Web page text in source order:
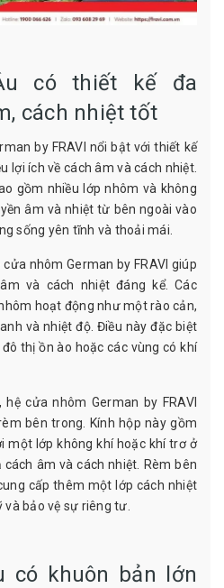
có thiết kế đa
cách nhiệt tốt
by FRAVI nổi bật với thiết kế
lợi ích về cách âm và cách nhiệt.
gồm nhiều lớp nhôm và không
âm và nhiệt từ bên ngoài vào
sống yên tĩnh và thoải mái.
nhôm German by FRAVI giúp
và cách nhiệt đáng kể. Các
hoạt động như một rào cản,
và nhiệt độ. Điều này đặc biệt
thị ồn ào hoặc các vùng có khí
cửa nhôm German by FRAVI
bên trong. Kính hộp này gồm
một lớp không khí hoặc khí trơ ở
âm và cách nhiệt. Rèm bên
cấp thêm một lớp cách nhiệt
bảo vệ sự riêng tư.
có khuôn bản lớn